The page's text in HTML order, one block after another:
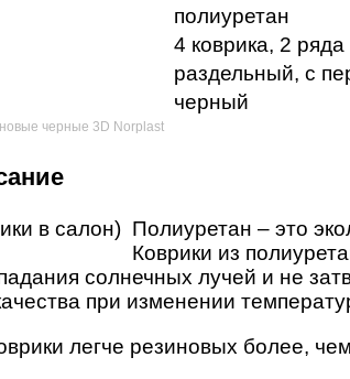
полиуретан
4 коврика, 2 ряда
раздельный, с
черный
черные 3D Norplast
Полиуретан – это
Коврики из
солнечных лучей и не
при изменении
легче резиновых более,